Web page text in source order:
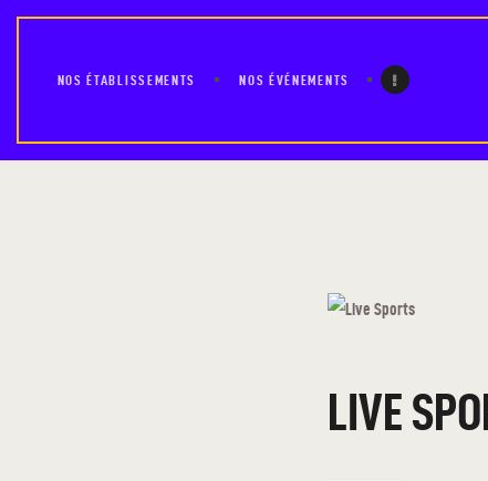
NOS ÉTABLISSEMENTS NOS ÉVÉNEMENTS
LIVE